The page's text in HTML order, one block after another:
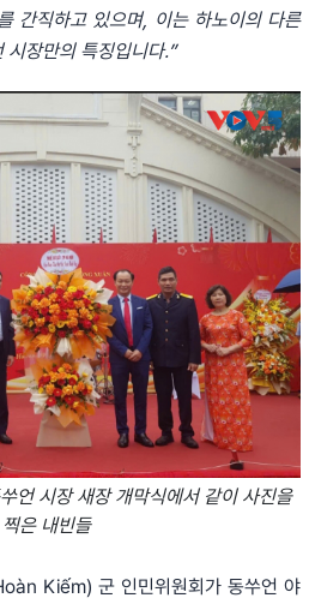
간직하고 있으며, 이는 하노이의 다른
시장만의 특징입니다.”
언 시장 새장 개막식에서 같이 사진을
찍은 내빈들
Kiếm) 군 인민위원회가 동쑤언 야